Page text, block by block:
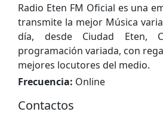
Radio Eten FM Oficial es una
transmite la mejor Música
día, desde Ciudad Eten,
programación variada, con
mejores locutores del medio.
Frecuencia: Online
Contactos